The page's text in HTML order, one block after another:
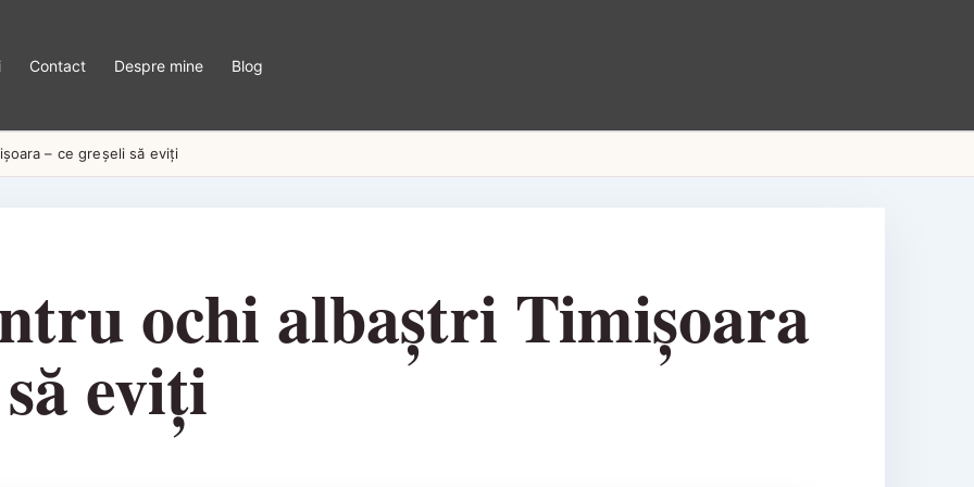
Contact Despre mine Blog
– ce greșeli să eviți
ochi albaștri Timișoara
eviți